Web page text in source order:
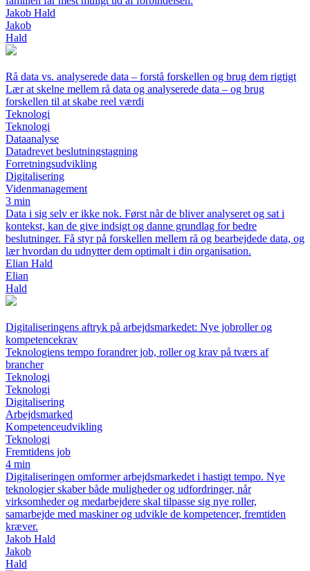
Jakob Hald
Jakob
Hald
Rå data vs. analyserede data – forstå forskellen og brug dem rigtigt
Lær at skelne mellem rå data og analyserede data – og brug
forskellen til at skabe reel værdi
Teknologi
Teknologi
Dataanalyse
Datadrevet beslutningstagning
Forretningsudvikling
Digitalisering
Videnmanagement
3 min
Data i sig selv er ikke nok. Først når de bliver analyseret og sat i
kontekst, kan de give indsigt og danne grundlag for bedre
beslutninger. Få styr på forskellen mellem rå og bearbejdede data, og
lær hvordan du udnytter dem optimalt i din organisation.
Elian Hald
Elian
Hald
Digitaliseringens aftryk på arbejdsmarkedet: Nye jobroller og
kompetencekrav
Teknologiens tempo forandrer job, roller og krav på tværs af
brancher
Teknologi
Teknologi
Digitalisering
Arbejdsmarked
Kompetenceudvikling
Teknologi
Fremtidens job
4 min
Digitaliseringen omformer arbejdsmarkedet i hastigt tempo. Nye
teknologier skaber både muligheder og udfordringer, når
virksomheder og medarbejdere skal tilpasse sig nye roller,
samarbejde med maskiner og udvikle de kompetencer, fremtiden
kræver.
Jakob Hald
Jakob
Hald